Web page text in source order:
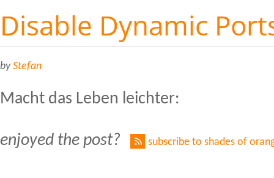
Disable Dynamic
byStefan
Macht das Leben leichter:
enjoyed the post? subscribe to shades of